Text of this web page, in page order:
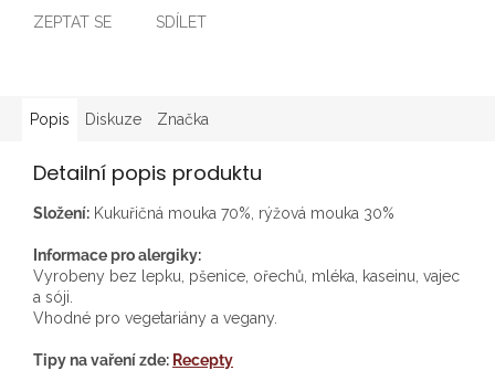
ZEPTAT SE SDÍLET
Popis Diskuze Značka
Detailní popis produktu
Složení: Kukuřičná mouka 70%, rýžová mouka 30%
Informace pro alergiky:
Vyrobeny bez lepku, pšenice, ořechů, mléka, kaseinu, vajec
a sóji.
Vhodné pro vegetariány a vegany.
Tipy na vaření zde: Recepty